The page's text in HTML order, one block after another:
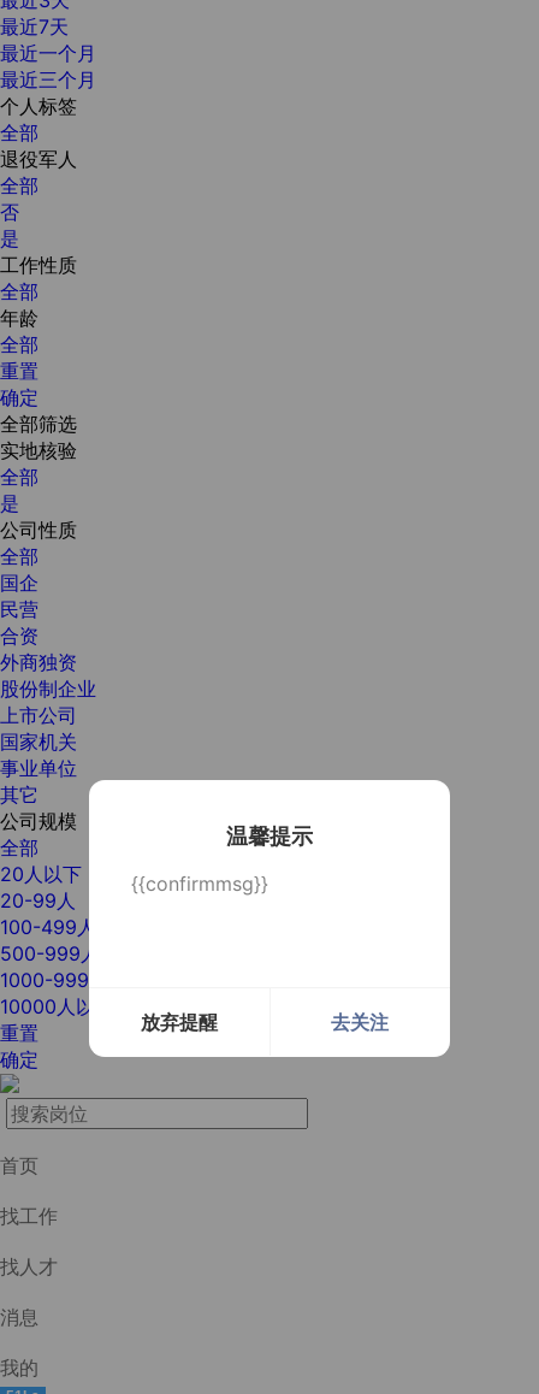
温馨提示
{{confirmmsg}}
放弃提醒 去关注
最近7天
最近一个月
最近三个月
个人标签
全部
退役军人
全部
否
是
工作性质
全部
年龄
全部
重置
确定
全部筛选
实地核验
全部
是
公司性质
全部
国企
民营
合资
外商独资
股份制企业
上市公司
国家机关
事业单位
其它
公司规模
全部
20人以下
20-99人
100-499人
500-999人
1000-9999人
10000人以上
重置
确定
首页
找工作
找人才
消息
我的